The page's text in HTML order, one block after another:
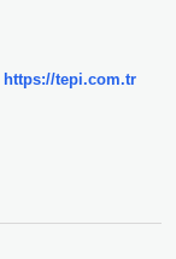
https://tepi.com.tr